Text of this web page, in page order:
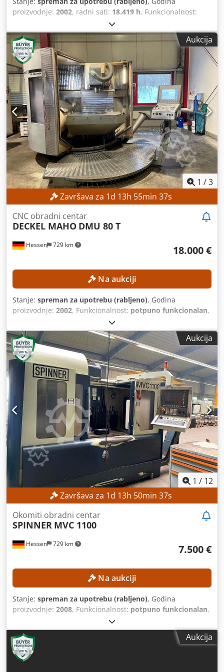
proizvodnje: 2002, radni sati: 18.419 h, Funkcionalnost:
, udaljenost pomaka osi X:
pomak osi Y:560 mm, pomak osi Z:560 mm, masa obratka
(maks.):350 kg, broj mjesta u spremniku alata:24, Nema
minimalne cijene – zajamčena prodaja po najvišoj ponudi!
TEHNIČKE KARAKTERISTIKE Hod po osi X: 630 mm Hod po
osi Y: 560 mm Hod po osi Z: 560 mm Broj mjesta za alate:
24 Držač alata: SK 40 Raspon rotacije po osi C: 360°
Površina za pričvršćivanje stola: 600 x 1.000 mm Promjer
stola: 600 mm Maksimalno opterećenje stola: 350 kg Težina
stola: 800 kg Broj T-utor: 8 / 1 Širina T-utora: 14 H12 / 14 H7
Razmak T-utora: 63 mm Djdpfozpxdwex Af Sowa DETALJI O
STROJU Broj osi: 5 (3+2) OPREMA Upravljana NC rotirajuća
glava za glodanje (os B) NC rotirajući stol integriran u fiksni
stol (os C)
Aukcija
1 /3
Završava za 1d 13h 55min 34s
Hessen 729 km
CNC obradni centar
DECKEL MAHO DMU 80 T
18.000 €
Na aukciji
Stanje: spreman za upotrebu (rabljeno), Godina
proizvodnje: 2002, Funkcionalnost: potpuno funkcionalan,
880 mm
pomak osi Z:630 mm, model upravljača:Heidenhain iTNC
530, maksimalna brzina vretena:12.000 okr/min
, Bez
minimalne cijene – zajamčena prodaja po najvišoj ponudi!
Vreteno je zamijenjeno 14.11.2018. TEHNIČKE
KARAKTERISTIKE Hod po osi X: 880 mm Dwsdpfx Aszpw Iujf
Soa Hod po osi Y: 630 mm Hod po osi Z: 630 mm Brzina
vretena: 12.000 o/min Upravljana os B: -15° do +90° Držač
alata: SK 40 Broj mjesta u spremniku alata: 32 DETALJI O
STROJU Upravljački sustav: Heidenhain iTNC 530 Radni sati
vretena: 50.033 h OPREMA Sustav za hlađenje
Aukcija
1 / 12
Završava za 1d 13h 50min 34s
Hessen 729 km
Okomiti obradni centar
SPINNER MVC 1100
7.500 €
Na aukciji
Stanje: spreman za upotrebu (rabljeno), Godina
proizvodnje: 2008, Funkcionalnost: potpuno funkcionalan,
, udaljenost pomaka osi X:
mm, pomak osi Y:510 mm, pomak osi Z:510 mm, masa
obratka (maks.):
, maksimalna brzina vretena:
8.000 okr/min
minimalne cijene – zajamčena prodaja po najvišoj ponudi!
Aukcija